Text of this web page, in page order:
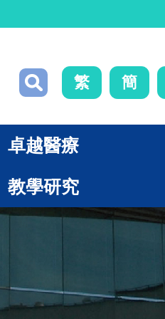
繁 簡
卓越醫療
教學研究